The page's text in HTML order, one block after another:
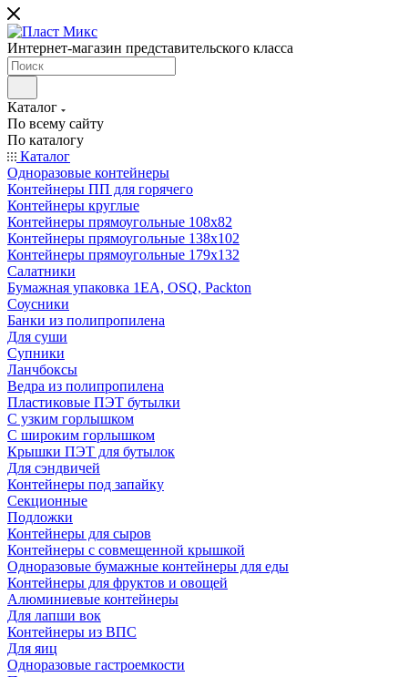
Интернет-магазин представительского класса
Каталог
По всему сайту
По каталогу
Каталог
Одноразовые контейнеры
Контейнеры ПП для горячего
Контейнеры круглые
Контейнеры прямоугольные 108х82
Контейнеры прямоугольные 138х102
Контейнеры прямоугольные 179х132
Салатники
Бумажная упаковка 1ЕА, OSQ, Packton
Соусники
Банки из полипропилена
Для суши
Супники
Ланчбоксы
Ведра из полипропилена
Пластиковые ПЭТ бутылки
С узким горлышком
С широким горлышком
Крышки ПЭТ для бутылок
Для сэндвичей
Контейнеры под запайку
Секционные
Подложки
Контейнеры для сыров
Контейнеры с совмещенной крышкой
Одноразовые бумажные контейнеры для еды
Контейнеры для фруктов и овощей
Алюминиевые контейнеры
Для лапши вок
Контейнеры из ВПС
Для яиц
Одноразовые гастроемкости